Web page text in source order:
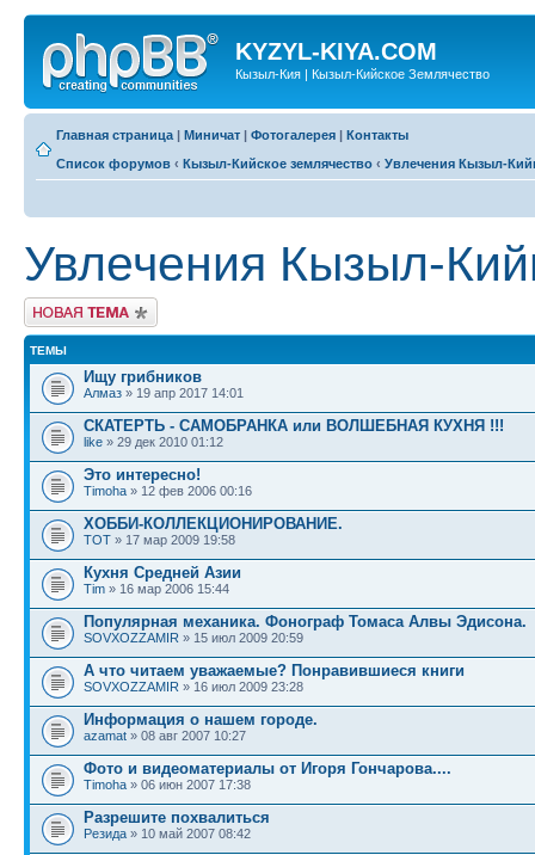
KYZYL-KIYA.COM
Кызыл-Кия | Кызыл-Кийское Землячество
Главная страница | Миничат | Фотогалерея | Контакты
Список форумов ‹ Кызыл-Кийское землячество ‹ Увлечения Кызыл-
Увлечения Кызыл-
Новая тема
ТЕМЫ
Ищу грибников
Алмаз » 19 апр 2017 14:01
СКАТЕРТЬ - САМОБРАНКА или ВОЛШЕБНАЯ КУХНЯ !!!
like » 29 дек 2010 01:12
Это интересно!
Timoha » 12 фев 2006 00:16
ХОББИ-КОЛЛЕКЦИОНИРОВАНИЕ.
TOT » 17 мар 2009 19:58
Кухня Средней Азии
Tim » 16 мар 2006 15:44
Популярная механика. Фонограф Томаса Алвы Эдисона.
SOVXOZZAMIR » 15 июл 2009 20:59
А что читаем уважаемые? Понравившиеся книги
SOVXOZZAMIR » 16 июл 2009 23:28
Информация о нашем городе.
azamat » 08 авг 2007 10:27
Фото и видеоматериалы от Игоря Гончарова....
Timoha » 06 июн 2007 17:38
Разрешите похвалиться
Резида » 10 май 2007 08:42